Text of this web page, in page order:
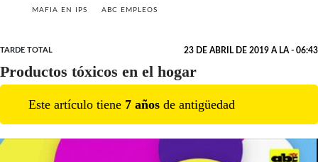
MAFIA EN IPS ABC EMPLEOS
TARDE TOTAL 23 DE ABRIL DE 2019 A LA - 06:43
Productos tóxicos en el hogar
Este artículo tiene 7 años de antigüedad